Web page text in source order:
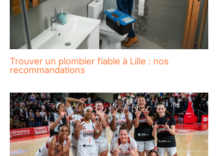
Trouver un plombier fiable à Lille : nos
recommandations